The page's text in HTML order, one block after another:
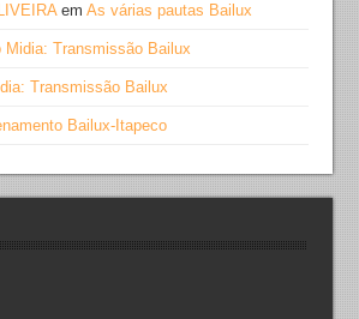
emAs várias pautas Bailux
Midia: Transmissão Bailux
Transmissão Bailux
Bailux-Itapeco